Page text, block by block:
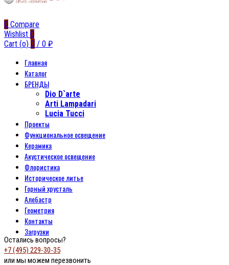
0 Compare
Wishlist 0
Cart (o) 0 / 0 ₽
Главная
Каталог
БРЕНДЫ
Dio D`arte
Arti Lampadari
Lucia Tucci
Проекты
Функциональное освещение
Керамика
Акустическое освещение
Флористика
Историческое литье
Горный хрусталь
Алебастр
Геометрия
Контакты
Загрузки
Остались вопросы?
+7 (495) 229-30-35
или мы можем перезвонить